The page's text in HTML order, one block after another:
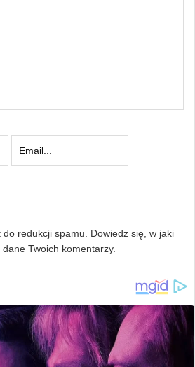
do redukcji spamu. Dowiedz się, w jaki
Twoich komentarzy.